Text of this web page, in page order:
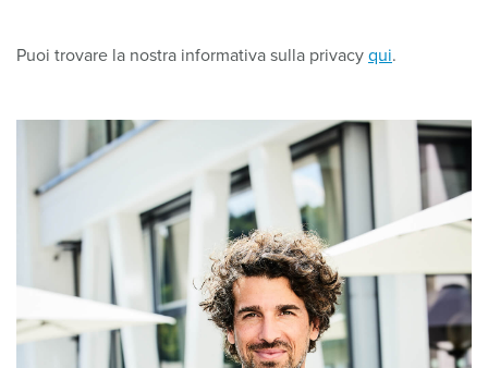
Puoi trovare la nostra informativa sulla privacy qui.